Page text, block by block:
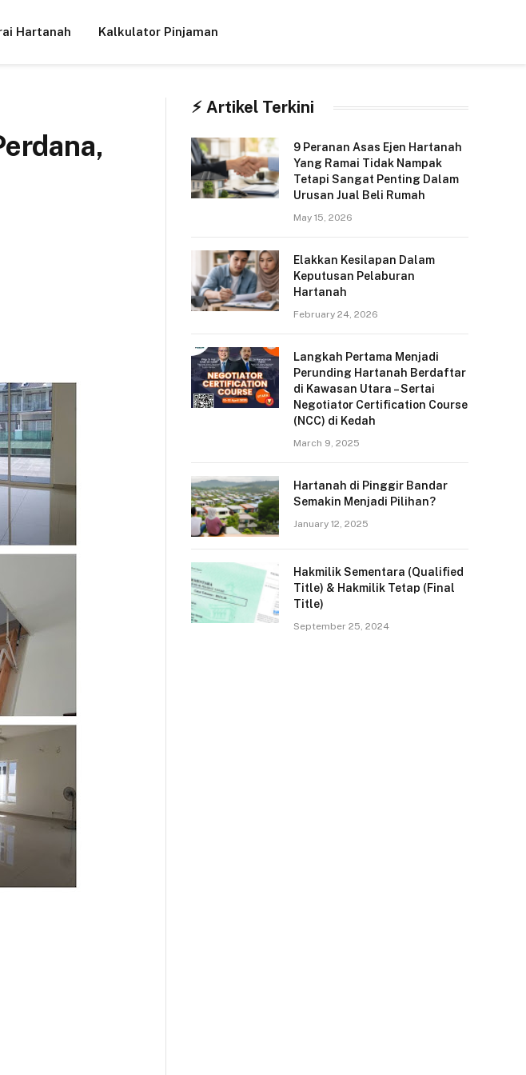
Hartanah Kalkulator Pinjaman
⚡︎ Artikel Terkini
9 Peranan Asas Ejen Hartanah
Yang Ramai Tidak Nampak
Tetapi Sangat Penting Dalam
Urusan Jual Beli Rumah
May 15, 2026
Elakkan Kesilapan Dalam
Keputusan Pelaburan
Hartanah
February 24, 2026
Langkah Pertama Menjadi
Perunding Hartanah Berdaftar
di Kawasan Utara – Sertai
Negotiator Certification Course
(NCC) di Kedah
March 9, 2025
Hartanah di Pinggir Bandar
Semakin Menjadi Pilihan?
January 12, 2025
Hakmilik Sementara (Qualified
Title) & Hakmilik Tetap (Final
Title)
September 25, 2024